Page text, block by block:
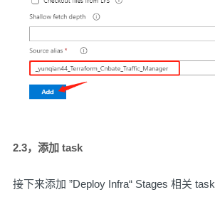
2.3，添加 task
接下来添加 ”Deploy Infra“ Stages 相关 task